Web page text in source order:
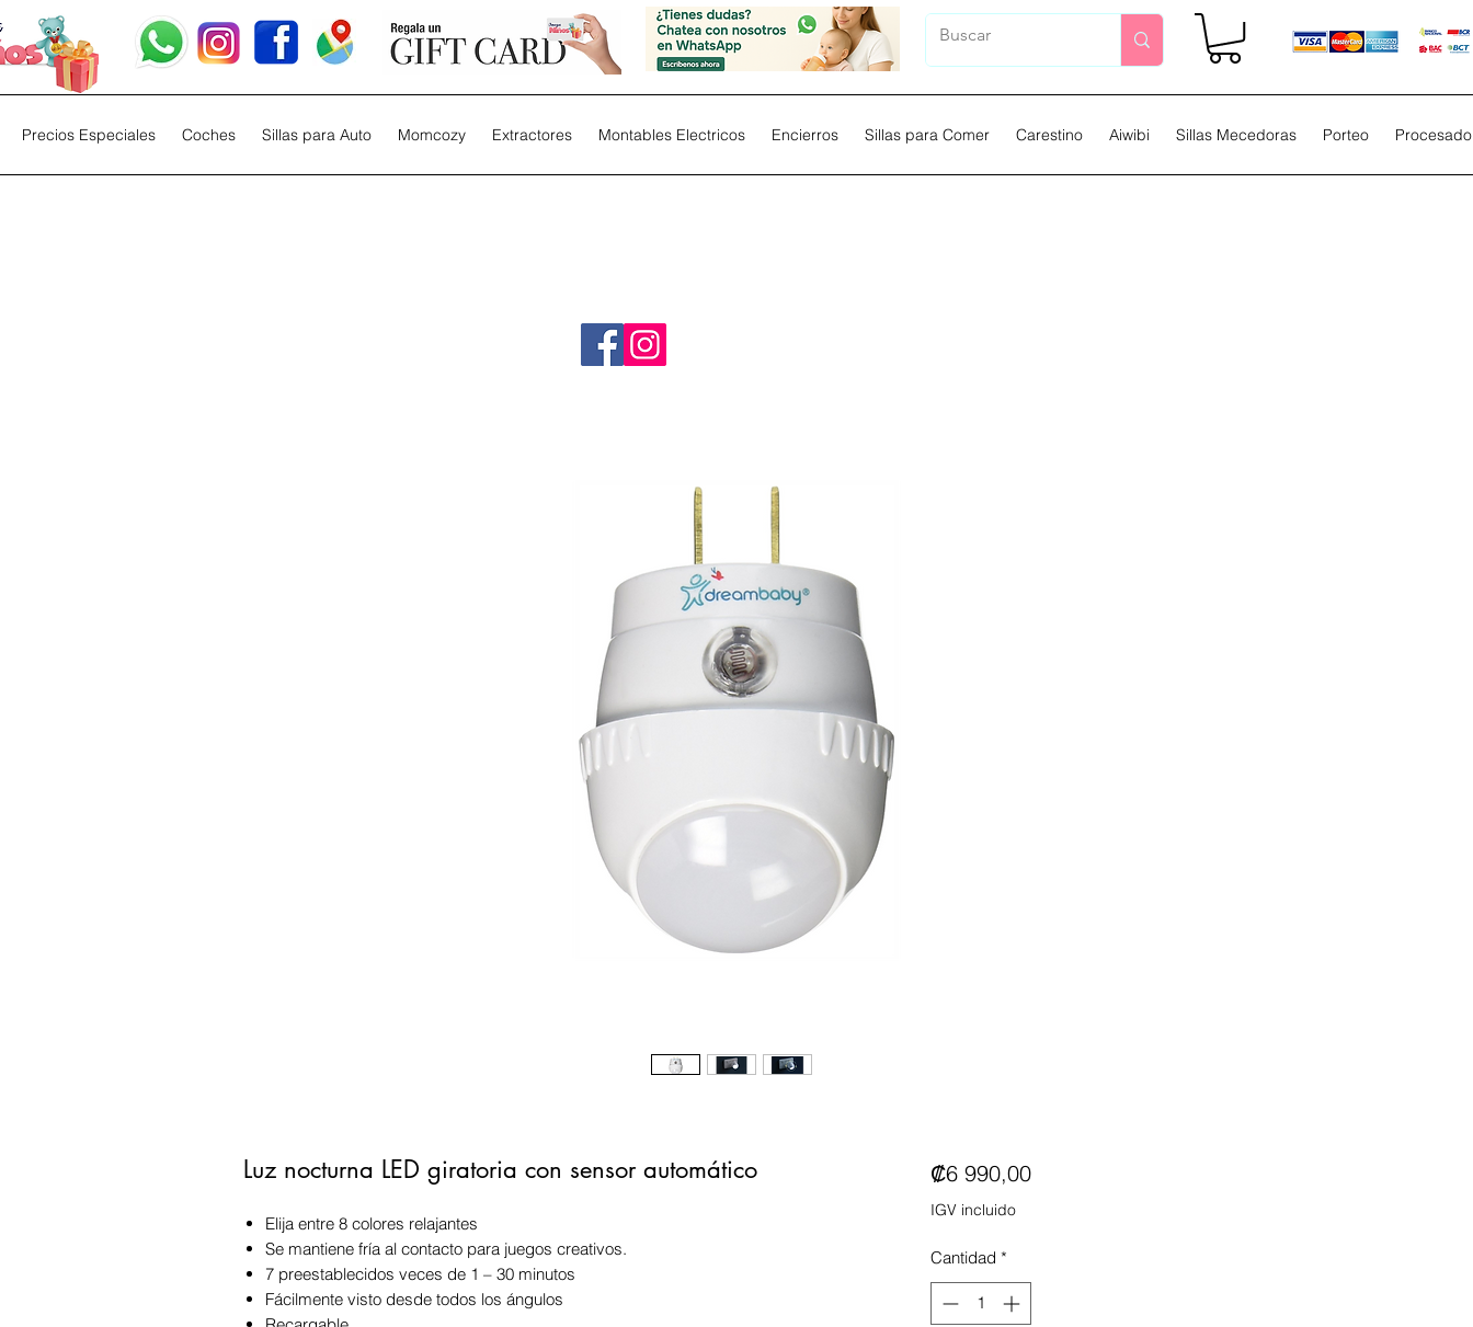
Precios Especiales Coches Sillas para Auto Momcozy Extractores Montables Electricos Encierros Sillas para Comer Carestino Aiwibi Sillas Mecedoras Porteo
Luz nocturna LED giratoria con sensor automático
Elija entre 8 colores relajantes
Se mantiene fría al contacto para juegos creativos.
7 preestablecidos veces de 1 – 30 minutos
Fácilmente visto desde todos los ángulos
₡6 990,00Precio
IGV incluido
Cantidad *